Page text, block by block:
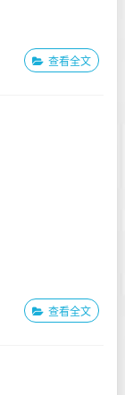
查看全文
查看全文